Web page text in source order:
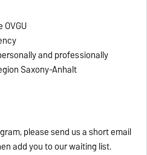
and professionally
Saxony-Anhalt
please send us a short email
add you to our waiting list.